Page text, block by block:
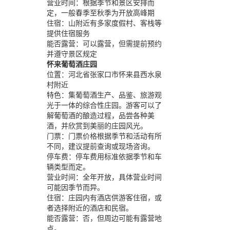
营业时间： 根据季节和景区安排而
定，一般春季至秋季为开放高峰期
住宿： 山附近有多家度假村、客栈等
提供住宿服务
能否露营： 可以露营，但需提前预约
并遵守景区规定
怀来葡萄酒庄园
位置： 河北省张家口市怀来县西水泉
村附近
特色： 集葡萄酒生产、品鉴、旅游观
光于一体的综合性庄园。游客可以了
解葡萄酒的酿造过程，品尝各种美
酒，并欣赏到美丽的庄园风光。
门票： 门票价格根据季节和活动有所
不同，建议提前查询或现场咨询。
停车费： 停车费用标准依据季节和车
辆类型而定。
营业时间： 全年开放，具体营业时间
可能因季节而异。
住宿： 庄园内有酒店供游客住宿，或
者选择附近的酒店和民宿。
能否露营： 否，但周边可能有露营地
点。